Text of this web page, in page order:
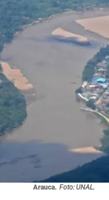
Arauca. Foto: UNAL.